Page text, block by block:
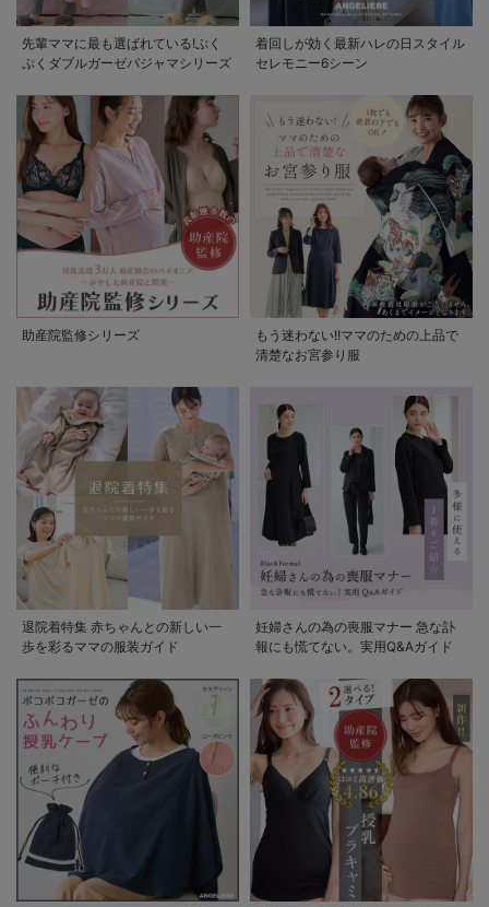
先輩ママに最も選ばれている!ぷく
ぷくダブルガーゼパジャマシリーズ
着回しが効く最新ハレの日スタイル
セレモニー6シーン
助産院監修シリーズ
もう迷わない!!ママのための上品で
清楚なお宮参り服
退院着特集 赤ちゃんとの新しい一
歩を彩るママの服装ガイド
妊婦さんの為の喪服マナー 急な訃
報にも慌てない。実用Q&Aガイド